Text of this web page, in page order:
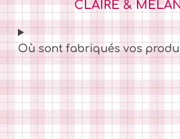
CLAIRE &
Où sont fabriqués vos